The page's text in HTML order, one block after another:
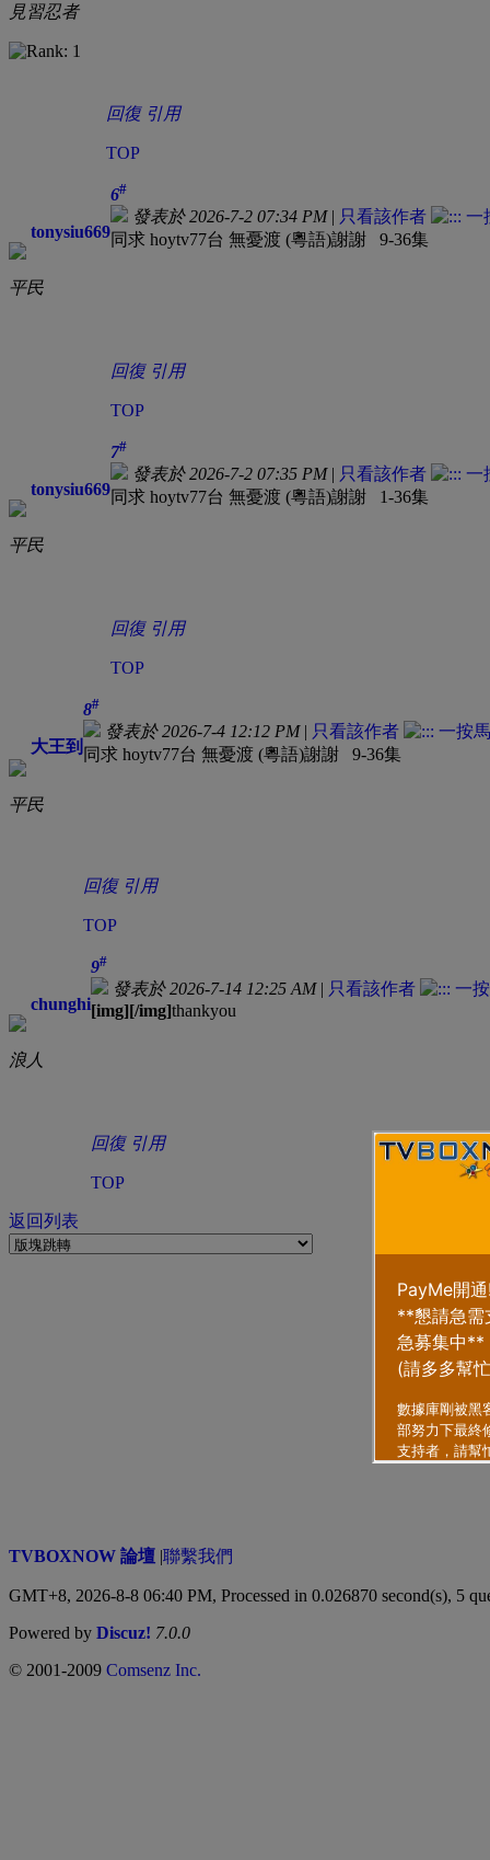
見習忍者
回復 引用
TOP
tonysiu669
平民
6#
發表於 2026-7-2 07:34 PM| 只看該作者
同求 hoytv77台 無憂渡 (粵語)謝謝 9-36集
回復 引用
TOP
tonysiu669
平民
7#
發表於 2026-7-2 07:35 PM| 只看該作者
同求 hoytv77台 無憂渡 (粵語)謝謝 1-36集
回復 引用
TOP
大王到
平民
8#
發表於 2026-7-4 12:12 PM| 只看該作者
同求 hoytv77台 無憂渡 (粵語)謝謝 9-36集
回復 引用
TOP
chunghi
浪人
9#
發表於 2026-7-14 12:25 AM| 只看該作者
[img][/img]thankyou
回復 引用
TOP
返回列表
TVBOXNOW 論壇 |聯繫我們
GMT+8, 2026-8-8 06:40 PM, Processed in 0.026870 second(s), 5
Powered by Discuz! 7.0.0
© 2001-2009 Comsenz Inc.